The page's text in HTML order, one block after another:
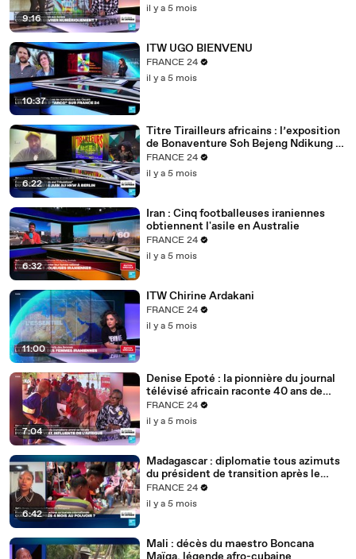
9:16
il y a 5 mois
10:37
ITW UGO BIENVENU
FRANCE 24
il y a 5 mois
6:22
Titre Tirailleurs africains : l’exposition
de Bonaventure Soh Bejeng Ndikung à
Berlin
FRANCE 24
il y a 5 mois
6:32
Iran : Cinq footballeuses iraniennes
obtiennent l'asile en Australie
FRANCE 24
il y a 5 mois
11:00
ITW Chirine Ardakani
FRANCE 24
il y a 5 mois
7:04
Denise Epoté : la pionnière du journal
télévisé africain raconte 40 ans de
carrière
FRANCE 24
il y a 5 mois
6:42
Madagascar : diplomatie tous azimuts
du président de transition après le
putsch
FRANCE 24
il y a 5 mois
Mali : décès du maestro Boncana